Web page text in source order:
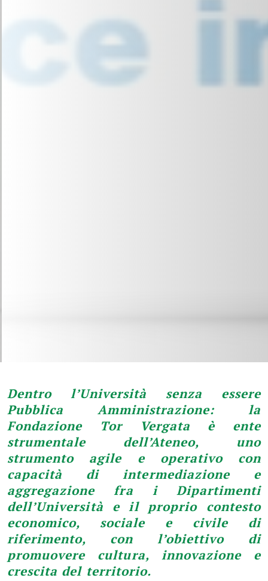
Dentro l’Università senza essere
Pubblica Amministrazione: la
Fondazione Tor Vergata è ente
strumentale dell’Ateneo, uno
strumento agile e operativo con
capacità di intermediazione e
aggregazione fra i Dipartimenti
dell’Università e il proprio contesto
economico, sociale e civile di
riferimento, con l’obiettivo di
promuovere cultura, innovazione e
crescita del territorio.